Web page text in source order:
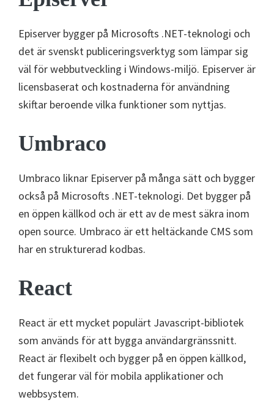
Episerver bygger på Microsofts .NET-teknologi och
det är svenskt publiceringsverktyg som lämpar sig
väl för webbutveckling i Windows-miljö. Episerver är
licensbaserat och kostnaderna för användning
skiftar beroende vilka funktioner som nyttjas.
Umbraco
Umbraco liknar Episerver på många sätt och bygger
också på Microsofts .NET-teknologi. Det bygger på
en öppen källkod och är ett av de mest säkra inom
open source. Umbraco är ett heltäckande CMS som
har en strukturerad kodbas.
React
React är ett mycket populärt Javascript-bibliotek
som används för att bygga användargränssnitt.
React är flexibelt och bygger på en öppen källkod,
det fungerar väl för mobila applikationer och
webbsystem.